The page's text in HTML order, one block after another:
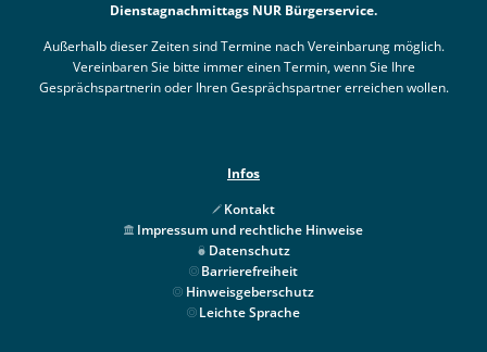
Dienstagnachmittags NUR Bürgerservice.
Außerhalb dieser Zeiten sind Termine nach Vereinbarung möglich.
Vereinbaren Sie bitte immer einen Termin, wenn Sie Ihre
Gesprächspartnerin oder Ihren Gesprächspartner erreichen wollen.
Infos
Kontakt
Impressum und rechtliche Hinweise
Datenschutz
Barrierefreiheit
Hinweisgeberschutz
Leichte Sprache